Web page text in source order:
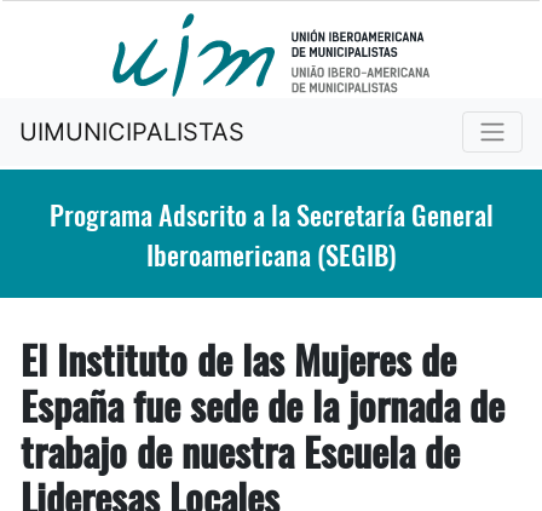
UIMUNICIPALISTAS
Programa Adscrito a la Secretaría General
Iberoamericana (SEGIB)
El Instituto de las Mujeres de
España fue sede de la jornada de
trabajo de nuestra Escuela de
Lideresas Locales